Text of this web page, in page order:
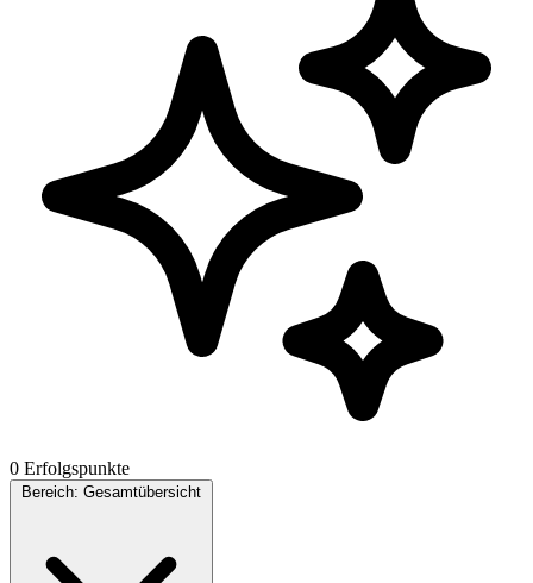
0 Erfolgspunkte
Bereich: Gesamtübersicht